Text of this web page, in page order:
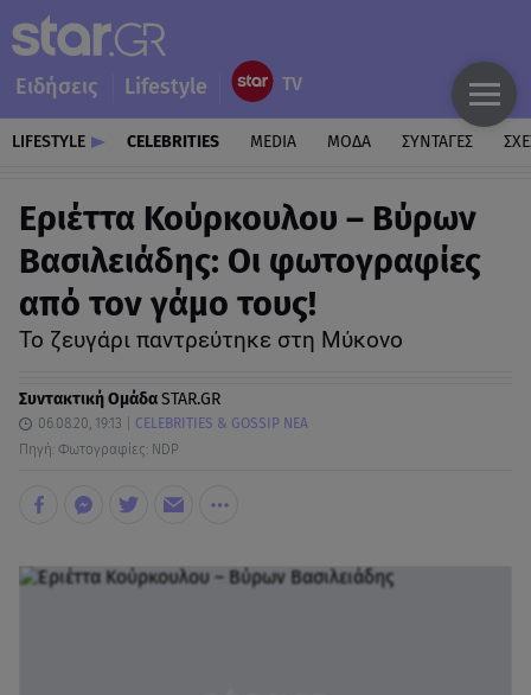
Ειδήσεις Lifestyle
LIFESTYLE CELEBRITIES MEDIA ΜΟΔΑ ΣΥΝΤΑΓΕΣ
Εριέττα Κούρκουλου – Βύρων
Βασιλειάδης: Οι φωτογραφίες
από τον γάμο τους!
Το ζευγάρι παντρεύτηκε στη Μύκονο
Συντακτική ΟμάδαSTAR.GR
06.08.20, 19:13
CELEBRITIES & GOSSIP ΝΕΑ
Πηγή: Φωτογραφίες: NDP